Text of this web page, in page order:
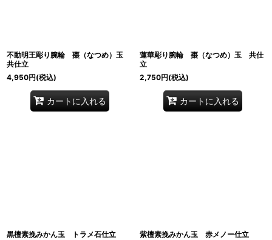
不動明王彫り腕輪 棗（なつめ）玉
共仕立
4,950円(税込)
カートに入れる
蓮華彫り腕輪 棗（なつめ）玉 共仕
立
2,750円(税込)
カートに入れる
黒檀素挽みかん玉 トラメ石仕立
紫檀素挽みかん玉 赤メノー仕立